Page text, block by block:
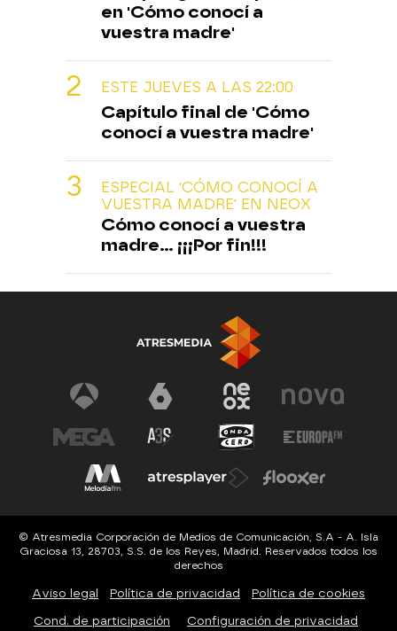
en 'Cómo conocí a
vuestra madre'
ESTE JUEVES A LAS 22:00
Capítulo final de 'Cómo
conocí a vuestra madre'
ESPECIAL 'CÓMO CONOCÍ A
VUESTRA MADRE' EN NEOX
Cómo conocí a vuestra
madre... ¡¡¡Por fin!!!
© Atresmedia Corporación de Medios de Comunicación, S.A - A. Isla
Graciosa 13, 28703, S.S. de los Reyes, Madrid. Reservados todos los
derechos
Aviso legal Política de privacidad Política de cookies
Cond. de participación Configuración de privacidad